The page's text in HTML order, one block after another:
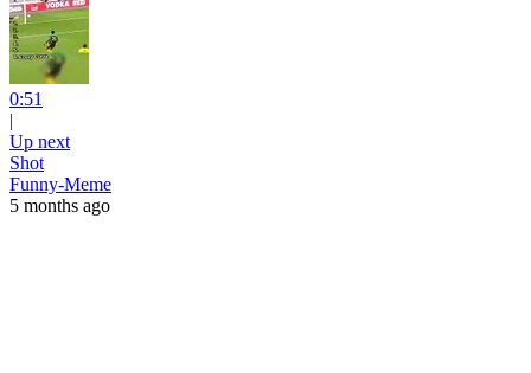
0:51
|
Up next
Shot
Funny-Meme
5 months ago